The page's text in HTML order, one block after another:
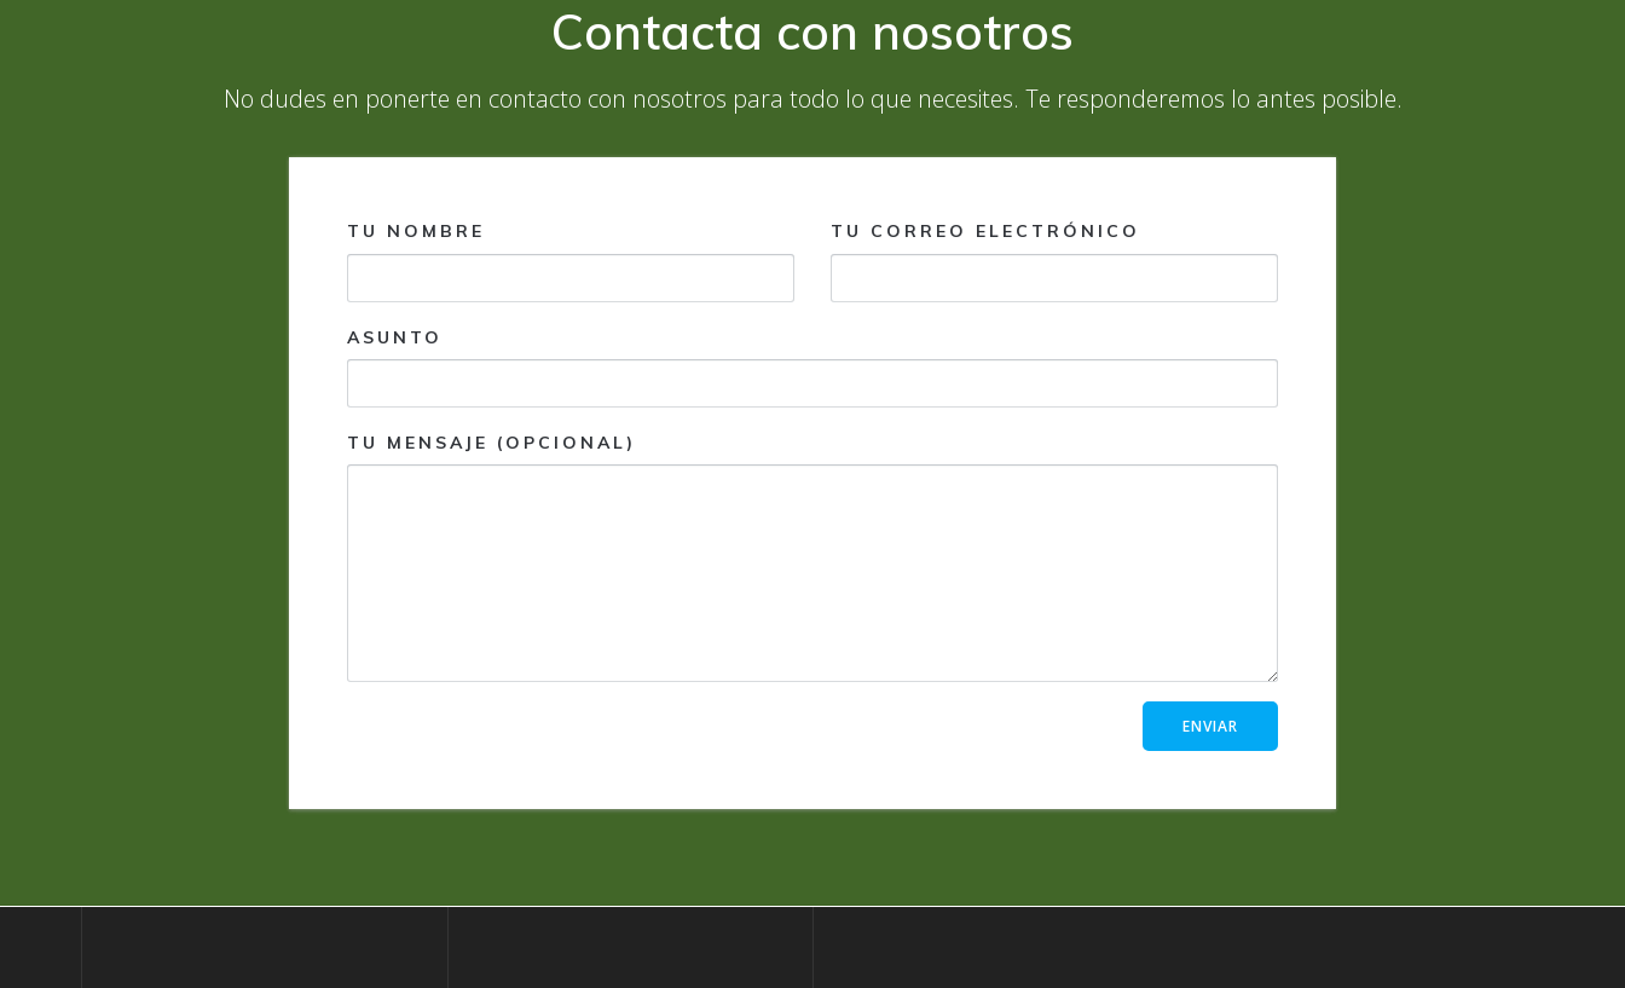
Contacta con nosotros
No dudes en ponerte en contacto con nosotros para todo lo que necesites. Te responderemos lo antes posible.
TU NOMBRE TU CORREO ELECTRÓNICO
ASUNTO
TU MENSAJE (OPCIONAL)